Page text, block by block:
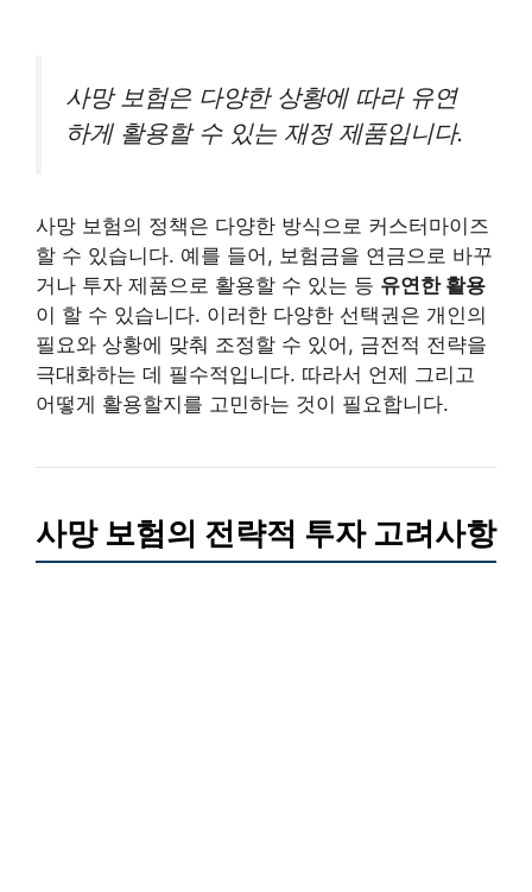
사망 보험은 다양한 상황에 따라 유연
하게 활용할 수 있는 재정 제품입니다.
사망 보험의 정책은 다양한 방식으로 커스터마이즈
할 수 있습니다. 예를 들어, 보험금을 연금으로 바꾸
거나 투자 제품으로 활용할 수 있는 등 유연한 활용
이 할 수 있습니다. 이러한 다양한 선택권은 개인의
필요와 상황에 맞춰 조정할 수 있어, 금전적 전략을
극대화하는 데 필수적입니다. 따라서 언제 그리고
어떻게 활용할지를 고민하는 것이 필요합니다.
사망 보험의 전략적 투자 고려사항